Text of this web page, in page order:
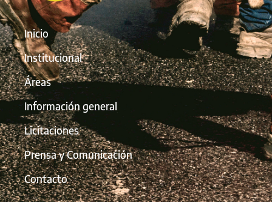
Inicio
Institucional
Áreas
Información general
Licitaciones
Prensa y Comunicación
Contacto